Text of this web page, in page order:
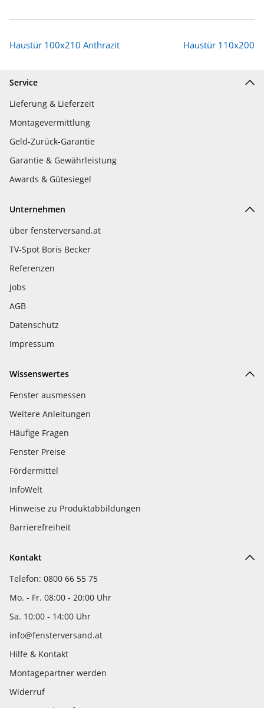
Haustür 100x210 Anthrazit Haustür 110x200
Service
Lieferung & Lieferzeit
Montagevermittlung
Geld-Zurück-Garantie
Garantie & Gewährleistung
Awards & Gütesiegel
Unternehmen
über fensterversand.at
TV-Spot Boris Becker
Referenzen
Jobs
AGB
Datenschutz
Impressum
Wissenswertes
Fenster ausmessen
Weitere Anleitungen
Häufige Fragen
Fenster Preise
Fördermittel
InfoWelt
Hinweise zu Produktabbildungen
Barrierefreiheit
Kontakt
Telefon: 0800 66 55 75
Mo. - Fr. 08:00 - 20:00 Uhr
Sa. 10:00 - 14:00 Uhr
info@fensterversand.at
Hilfe & Kontakt
Montagepartner werden
Widerruf